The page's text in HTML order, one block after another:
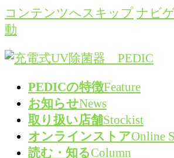
コンテンツへスキップ ナビ
動
PEDICの特徴Feature
お知らせNews
取り扱い店舗Stockist
オンラインストアOnline
読む・知るColumn